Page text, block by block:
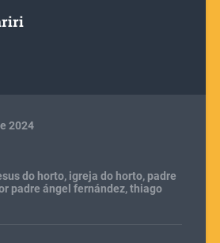
2024
do horto, igreja do horto, padre
padre ángel fernández,thiago